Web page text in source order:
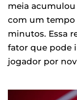
meia acumulou
com um tempo
minutos. Essa
fator que pode
jogador por